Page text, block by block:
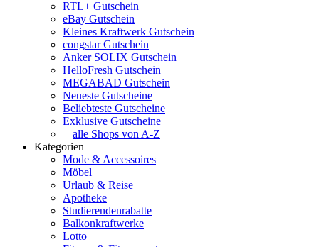
RTL+ Gutschein
eBay Gutschein
Kleines Kraftwerk Gutschein
congstar Gutschein
Anker SOLIX Gutschein
HelloFresh Gutschein
MEGABAD Gutschein
Neueste Gutscheine
Beliebteste Gutscheine
Exklusive Gutscheine
alle Shops von A-Z
Kategorien
Mode & Accessoires
Möbel
Urlaub & Reise
Apotheke
Studierendenrabatte
Balkonkraftwerke
Lotto